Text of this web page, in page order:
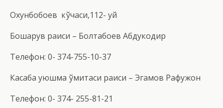
Охунбобоев кўчаси,112- уй
Бошқарув раиси – Болтабоев Абдукодир
Телефон: 0- 374-755-10-37
Касаба уюшма қўмитаси раиси – Эгамов Рафуқжон
Телефон: 0- 374- 255-81-21